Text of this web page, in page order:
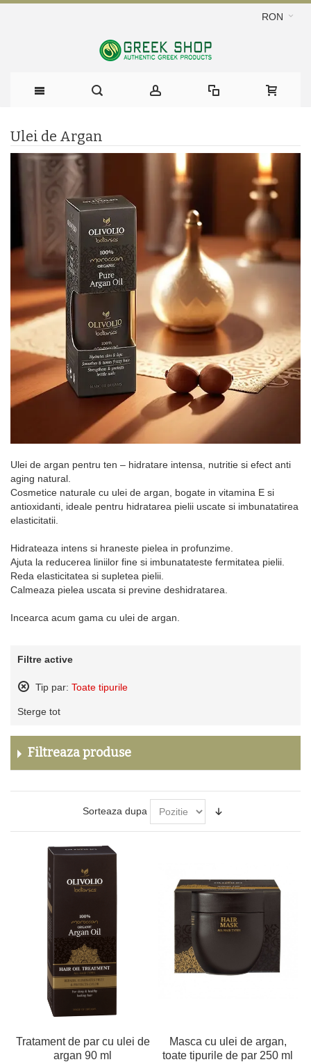
RON
Ulei de Argan
Ulei de argan pentru ten – hidratare intensa, nutritie si efect anti
aging natural.
Cosmetice naturale cu ulei de argan, bogate in vitamina E si
antioxidanti, ideale pentru hidratarea pielii uscate si imbunatatirea
elasticitatii.
Hidrateaza intens si hraneste pielea in profunzime.
Ajuta la reducerea liniilor fine si imbunatateste fermitatea pielii.
Reda elasticitatea si supletea pielii.
Calmeaza pielea uscata si previne deshidratarea.
Incearca acum gama cu ulei de argan.
Filtre active
Tip par: Toate tipurile
acest
Sterge tot
Filtreaza produse
Sorteaza dupa
Tratament de par cu ulei de
argan 90 ml
Masca cu ulei de argan,
toate tipurile de par 250 ml